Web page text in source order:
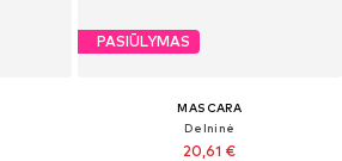
PASIŪLYMAS
MASCARA
Delninė
20,61 €